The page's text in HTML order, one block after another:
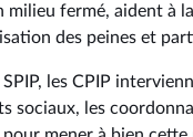
milieu fermé, aident à
des peines et
les CPIP
sociaux, les